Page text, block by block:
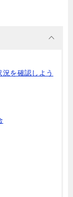
を確認しよう